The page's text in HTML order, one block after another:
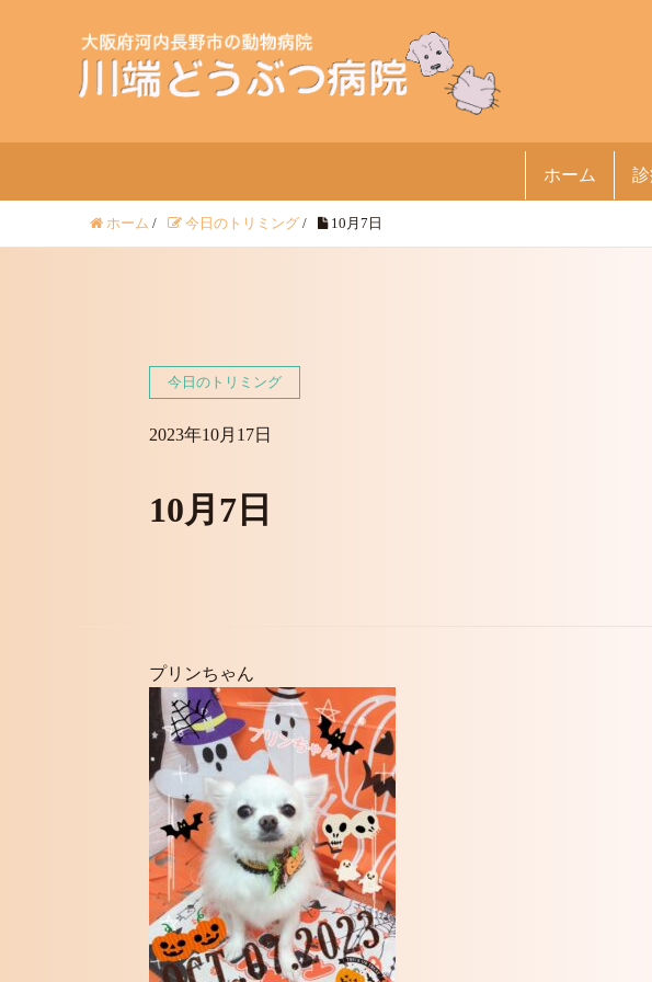
ホーム
ホーム / 今日のトリミング / 10月7日
今日のトリミング
2023年10月17日
10月7日
プリンちゃん